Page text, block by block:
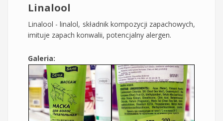
Linalool
Linalool - linalol, składnik kompozycji zapachowych,
imituje zapach konwalii, potencjalny alergen.
Galeria: